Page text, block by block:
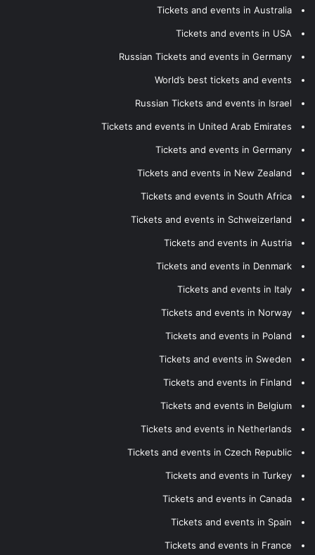
Tickets and events in Australia
Tickets and events in USA
Russian Tickets and events in Germany
World’s best tickets and events
Russian Tickets and events in Israel
Tickets and events in United Arab Emirates
Tickets and events in Germany
Tickets and events in New Zealand
Tickets and events in South Africa
Tickets and events in Schweizerland
Tickets and events in Austria
Tickets and events in Denmark
Tickets and events in Italy
Tickets and events in Norway
Tickets and events in Poland
Tickets and events in Sweden
Tickets and events in Finland
Tickets and events in Belgium
Tickets and events in Netherlands
Tickets and events in Czech Republic
Tickets and events in Turkey
Tickets and events in Canada
Tickets and events in Spain
Tickets and events in France